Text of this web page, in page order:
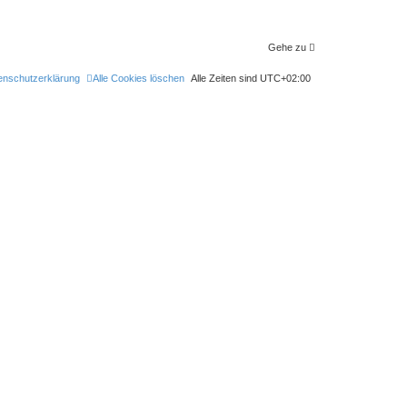
Gehe zu
Alle Zeiten sind UTC+02:00
Alle Cookies löschen